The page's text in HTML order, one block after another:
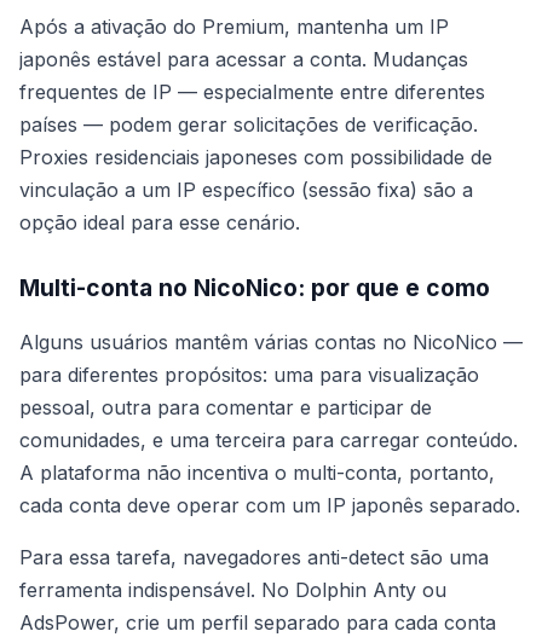
Após a ativação do Premium, mantenha um IP
japonês estável para acessar a conta. Mudanças
frequentes de IP — especialmente entre diferentes
países — podem gerar solicitações de verificação.
Proxies residenciais japoneses com possibilidade de
vinculação a um IP específico (sessão fixa) são a
opção ideal para esse cenário.
Multi-conta no NicoNico: por que e como
Alguns usuários mantêm várias contas no NicoNico —
para diferentes propósitos: uma para visualização
pessoal, outra para comentar e participar de
comunidades, e uma terceira para carregar conteúdo.
A plataforma não incentiva o multi-conta, portanto,
cada conta deve operar com um IP japonês separado.
Para essa tarefa, navegadores anti-detect são uma
ferramenta indispensável. No Dolphin Anty ou
AdsPower, crie um perfil separado para cada conta